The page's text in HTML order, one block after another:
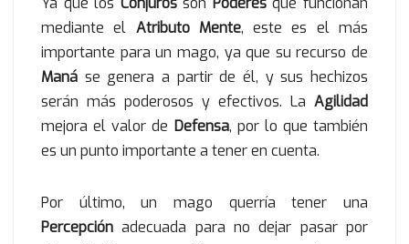
mediante el Atributo Mente, este es el más
importante para un mago, ya que su recurso de
Maná se genera a partir de él, y sus hechizos
serán más poderosos y efectivos. La Agilidad
mejora el valor de Defensa, por lo que también
es un punto importante a tener en cuenta.
Por último, un mago querría tener una
Percepción adecuada para no dejar pasar por